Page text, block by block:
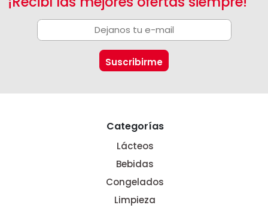
Categorías
Lácteos
Bebidas
Congelados
Limpieza